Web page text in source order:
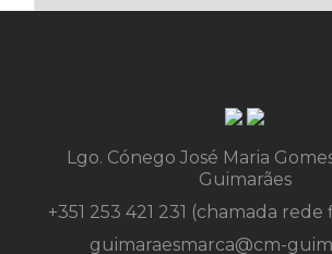
Lgo. Cónego José Maria
Guimarães
+351 253 421 231 (chamada
guimaraesmarca@cm-